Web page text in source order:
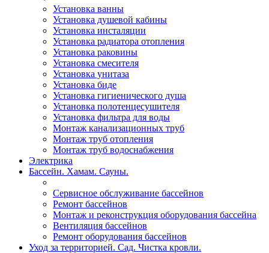
Установка ванны
Установка душевой кабины
Установка инсталяции
Установка радиатора отопления
Установка раковины
Установка смесителя
Установка унитаза
Установка биде
Установка гигиенического душа
Установка полотенцесушителя
Установка фильтра для воды
Монтаж канализационных труб
Монтаж труб отопления
Монтаж труб водоснабжения
Электрика
Бассейн. Хамам. Сауны.
Сервисное обслуживание бассейнов
Ремонт бассейнов
Монтаж и реконструкция оборудования бассейна
Вентиляция бассейнов
Ремонт оборудования бассейнов
Уход за территорией. Сад. Чистка кровли.